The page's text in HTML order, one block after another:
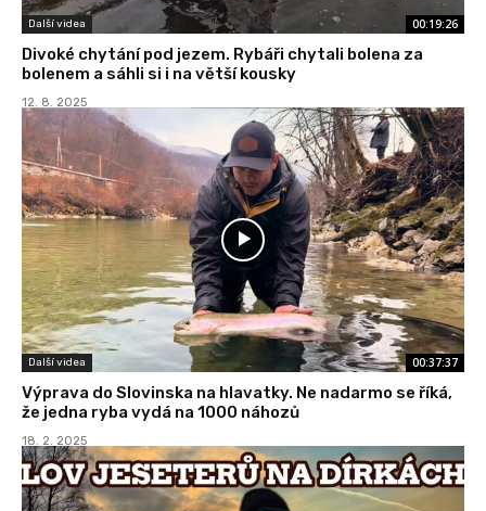
Další videa 00:19:26
Divoké chytání pod jezem. Rybáři chytali bolena za
bolenem a sáhli si i na větší kousky
12. 8. 2025
Další videa 00:37:37
Výprava do Slovinska na hlavatky. Ne nadarmo se říká,
že jedna ryba vydá na 1000 náhozů
18. 2. 2025